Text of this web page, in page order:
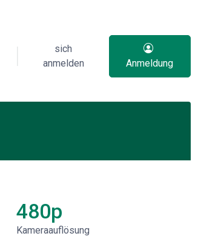
sich
anmelden
Anmeldung
480p
Kameraauflösung